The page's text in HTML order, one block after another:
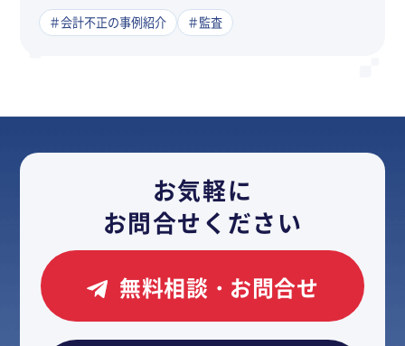
＃会計不正の事例紹介 ＃監査
お気軽に
お問合せください
無料相談・お問合せ